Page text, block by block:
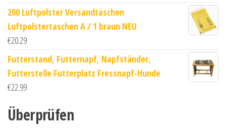
200 Luftpolster Versandtaschen
Luftpolstertaschen A / 1 braun NEU
€20.29
Futterstand, Futternapf, Napfständer,
Futterstelle Futterplatz Fressnapf-Hunde
€22.99
Überprüfen